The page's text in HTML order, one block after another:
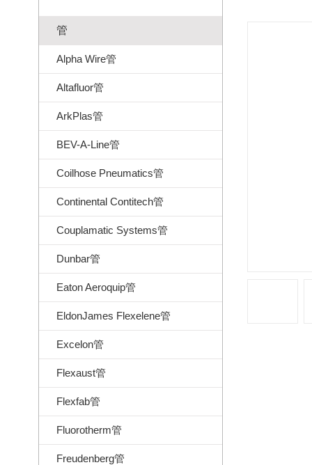
管
Alpha Wire管
Altafluor管
ArkPlas管
BEV-A-Line管
Coilhose Pneumatics管
Continental Contitech管
Couplamatic Systems管
Dunbar管
Eaton Aeroquip管
EldonJames Flexelene管
Excelon管
Flexaust管
Flexfab管
Fluorotherm管
Freudenberg管